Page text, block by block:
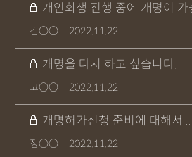
개인회생 진행 중에 개명이 가능할
김○○ 2022.11.22
개명을 다시 하고 싶습니다.
고○○ 2022.11.22
개명허가신청 준비에 대해서...
정○○ 2022.11.22